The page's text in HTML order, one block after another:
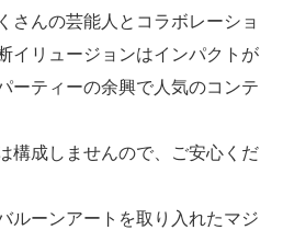
さんの芸能人とコラボレーショ
イリュージョンはインパクトが
ーティーの余興で人気のコンテ
構成しませんので、ご安心くだ
ルーンアートを取り入れたマジ